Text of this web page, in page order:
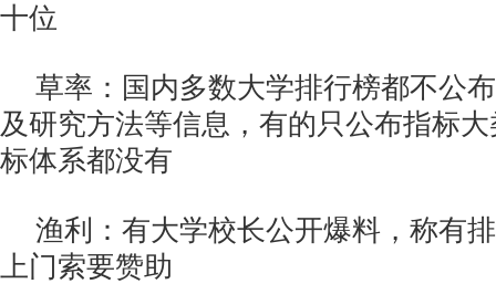
十位
草率：国内多数大学排行榜都不公
及研究方法等信息，有的只公布指标
标体系都没有
渔利：有大学校长公开爆料，称有
上门索要赞助